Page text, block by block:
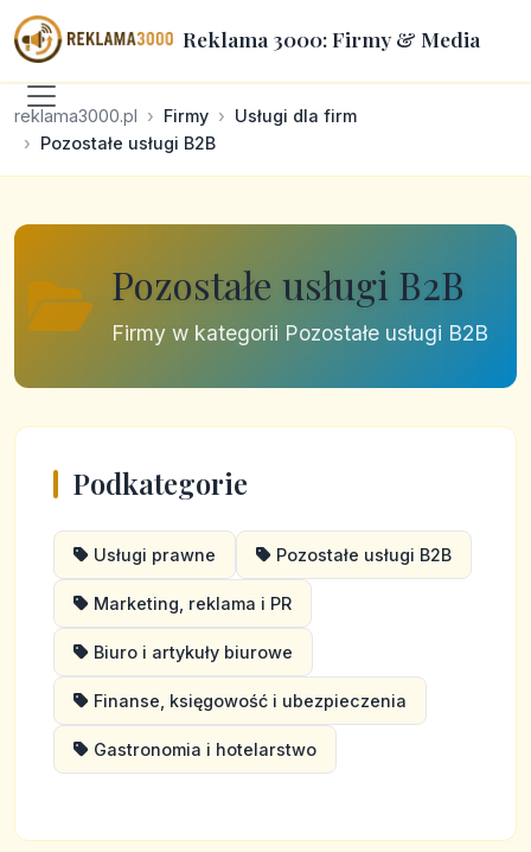
Reklama 3000: Firmy & Media
reklama3000.pl Firmy
Usługi dla firm
Pozostałe usługi B2B
Pozostałe usługi B2B
Firmy w kategorii Pozostałe usługi B2B
Podkategorie
Usługi prawne Pozostałe usługi B2B
Marketing, reklama i PR
Biuro i artykuły biurowe
Finanse, księgowość i ubezpieczenia
Gastronomia i hotelarstwo